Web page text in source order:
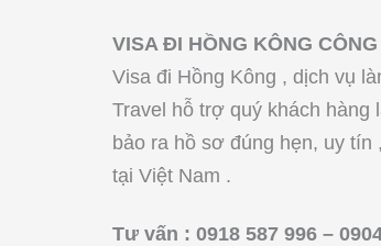
VISA ĐI HỒNG KÔNG
Visa đi Hồng Kông , dịch vụ
Travel hỗ trợ quý khách
bảo ra hồ sơ đúng hẹn, uy
tại Việt Nam .
Tư vấn : 0918 587 996 –